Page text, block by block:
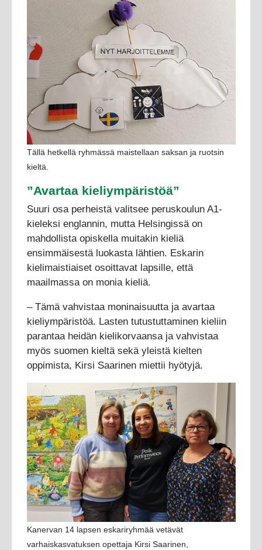
Tällä hetkellä ryhmässä maistellaan saksan ja ruotsin
kieltä.
”Avartaa kieliympäristöä”
Suuri osa perheistä valitsee peruskoulun A1-
kieleksi englannin, mutta Helsingissä on
mahdollista opiskella muitakin kieliä
ensimmäisestä luokasta lähtien. Eskarin
kielimaistiaiset osoittavat lapsille, että
maailmassa on monia kieliä.
– Tämä vahvistaa moninaisuutta ja avartaa
kieliympäristöä. Lasten tutustuttaminen kieliin
parantaa heidän kielikorvaansa ja vahvistaa
myös suomen kieltä sekä yleistä kielten
oppimista, Kirsi Saarinen miettii hyötyjä.
Kanervan 14 lapsen eskariryhmää vetävät
varhaiskasvatuksen opettaja Kirsi Saarinen,